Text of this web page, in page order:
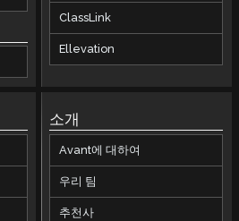
ClassLink
Ellevation
소개
Avant에 대하여
우리 팀
추천사